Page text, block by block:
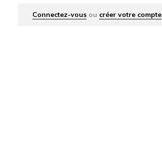
Connectez-vous ou créer votre compte